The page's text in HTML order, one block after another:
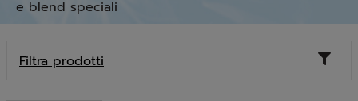
e blend speciali
Filtra prodotti